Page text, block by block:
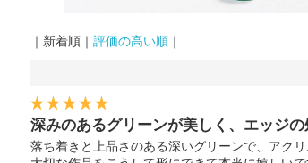
｜新着順｜ 評価の高い順｜
深みのあるグリーンが美しく、エッジの
落ち着きと上品さのある深いグリーンで、アク